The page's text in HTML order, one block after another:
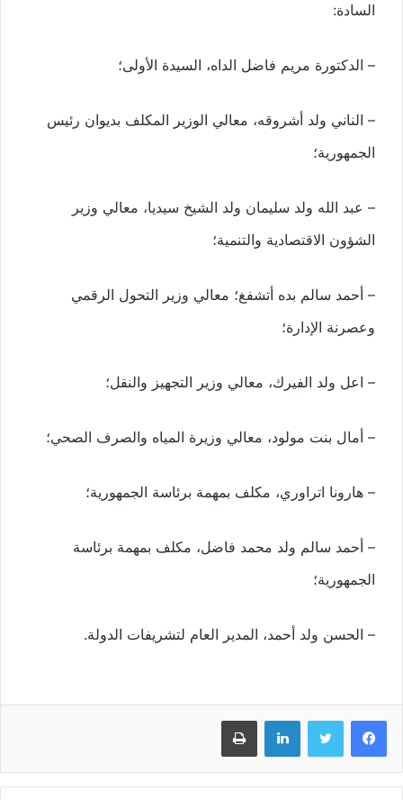
السادة:
– الدكتورة مريم فاضل الداه، السيدة الأولى؛
– الناني ولد أشروقه، معالي الوزير المكلف بديوان رئيس
الجمهورية؛
– عبد الله ولد سليمان ولد الشيخ سيديا، معالي وزير
الشؤون الاقتصادية والتنمية؛
– أحمد سالم بده أتشفغ؛ معالي وزير التحول الرقمي
وعصرنة الإدارة؛
– اعل ولد الفيرك، معالي وزير التجهيز والنقل؛
– أمال بنت مولود، معالي وزيرة المياه والصرف الصحي؛
– هارونا اتراوري، مكلف بمهمة برئاسة الجمهورية؛
– أحمد سالم ولد محمد فاضل، مكلف بمهمة برئاسة
الجمهورية؛
– الحسن ولد أحمد، المدير العام لتشريفات الدولة.
فيسبوك تويتر لينكدإن طباعة